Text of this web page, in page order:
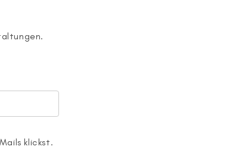
klickst.